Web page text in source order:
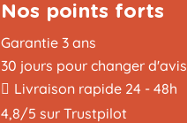
Nos points forts
Garantie 3 ans
30 jours pour changer d'avis
Livraison rapide 24 - 48h
4,8/5 sur Trustpilot